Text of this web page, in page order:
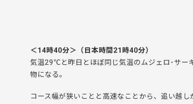
＜14時40分＞（日本時間21時40分）
気温29℃と昨日とほぼ同じ気温のムジェロ･サー
物になる。
コース幅が狭いことと高速なことから、追い越